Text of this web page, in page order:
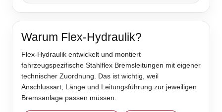
Warum Flex-Hydraulik?
Flex-Hydraulik entwickelt und montiert
fahrzeugspezifische Stahlflex Bremsleitungen mit eigener
technischer Zuordnung. Das ist wichtig, weil
Anschlussart, Länge und Leitungsführung zur jeweiligen
Bremsanlage passen müssen.